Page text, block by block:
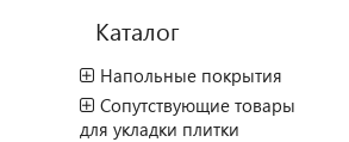
Каталог
Напольные покрытия
Сопутствующие товары
для укладки плитки